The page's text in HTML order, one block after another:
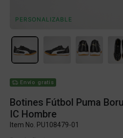
PERSONALIZABLE
Envío gratis
Botines Fútbol Puma
IC Hombre
Item No. PU108479-01